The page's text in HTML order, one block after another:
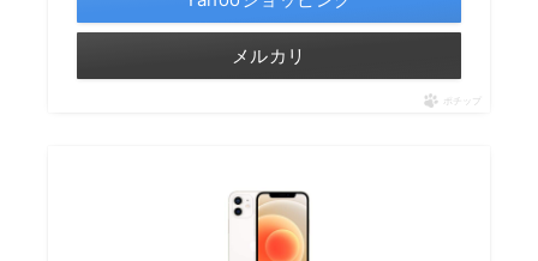
メルカリ
ポチップ